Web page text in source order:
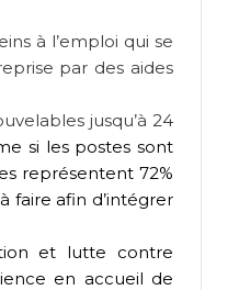
à l’emploi qui se
par des aides
jusqu’à 24
si les postes sont
représentent 72%
faire afin d’intégrer
et lutte contre
en accueil de